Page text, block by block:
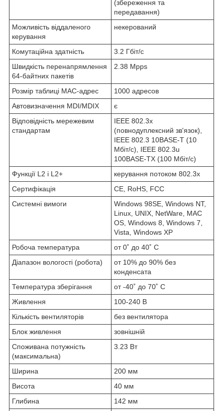
(збереження та
передавання)
Можливість віддаленого
керування
некерований
Комутаційна здатність
3.2 Гбіт/с
Швидкість перенапрямлення
64-байтних пакетів
2.38 Mpps
Розмір таблиці МАС-адрес
1000 адресов
Автовизначення MDI/MDIX
є
Відповідність мережевим
стандартам
IEEE 802.3x
(повнодуплексний зв'язок),
IEEE 802.3 10BASE-T (10
Мбіт/с), IEEE 802.3u
100BASE-TX (100 Мбіт/с)
Функції L2 і L2+
керування потоком 802.3x
Сертифікація
CE, RoHS, FCC
Системні вимоги
Windows 98SE, Windows NT,
Linuх, UNIX, NetWare, MAC
OS, Windows 8, Windows 7,
Vista, Windows XP
Робоча температура
от 0˚ до 40˚ C
Діапазон вологості (робота)
от 10% до 90% без
конденсата
Температура зберігання
от -40˚ до 70˚ C
Живлення
100-240 В
Кількість вентиляторів
без вентилятора
Блок живлення
зовнішній
Споживана потужність
(максимальна)
3.23 Вт
Ширина
200 мм
Висота
40 мм
Глибина
142 мм